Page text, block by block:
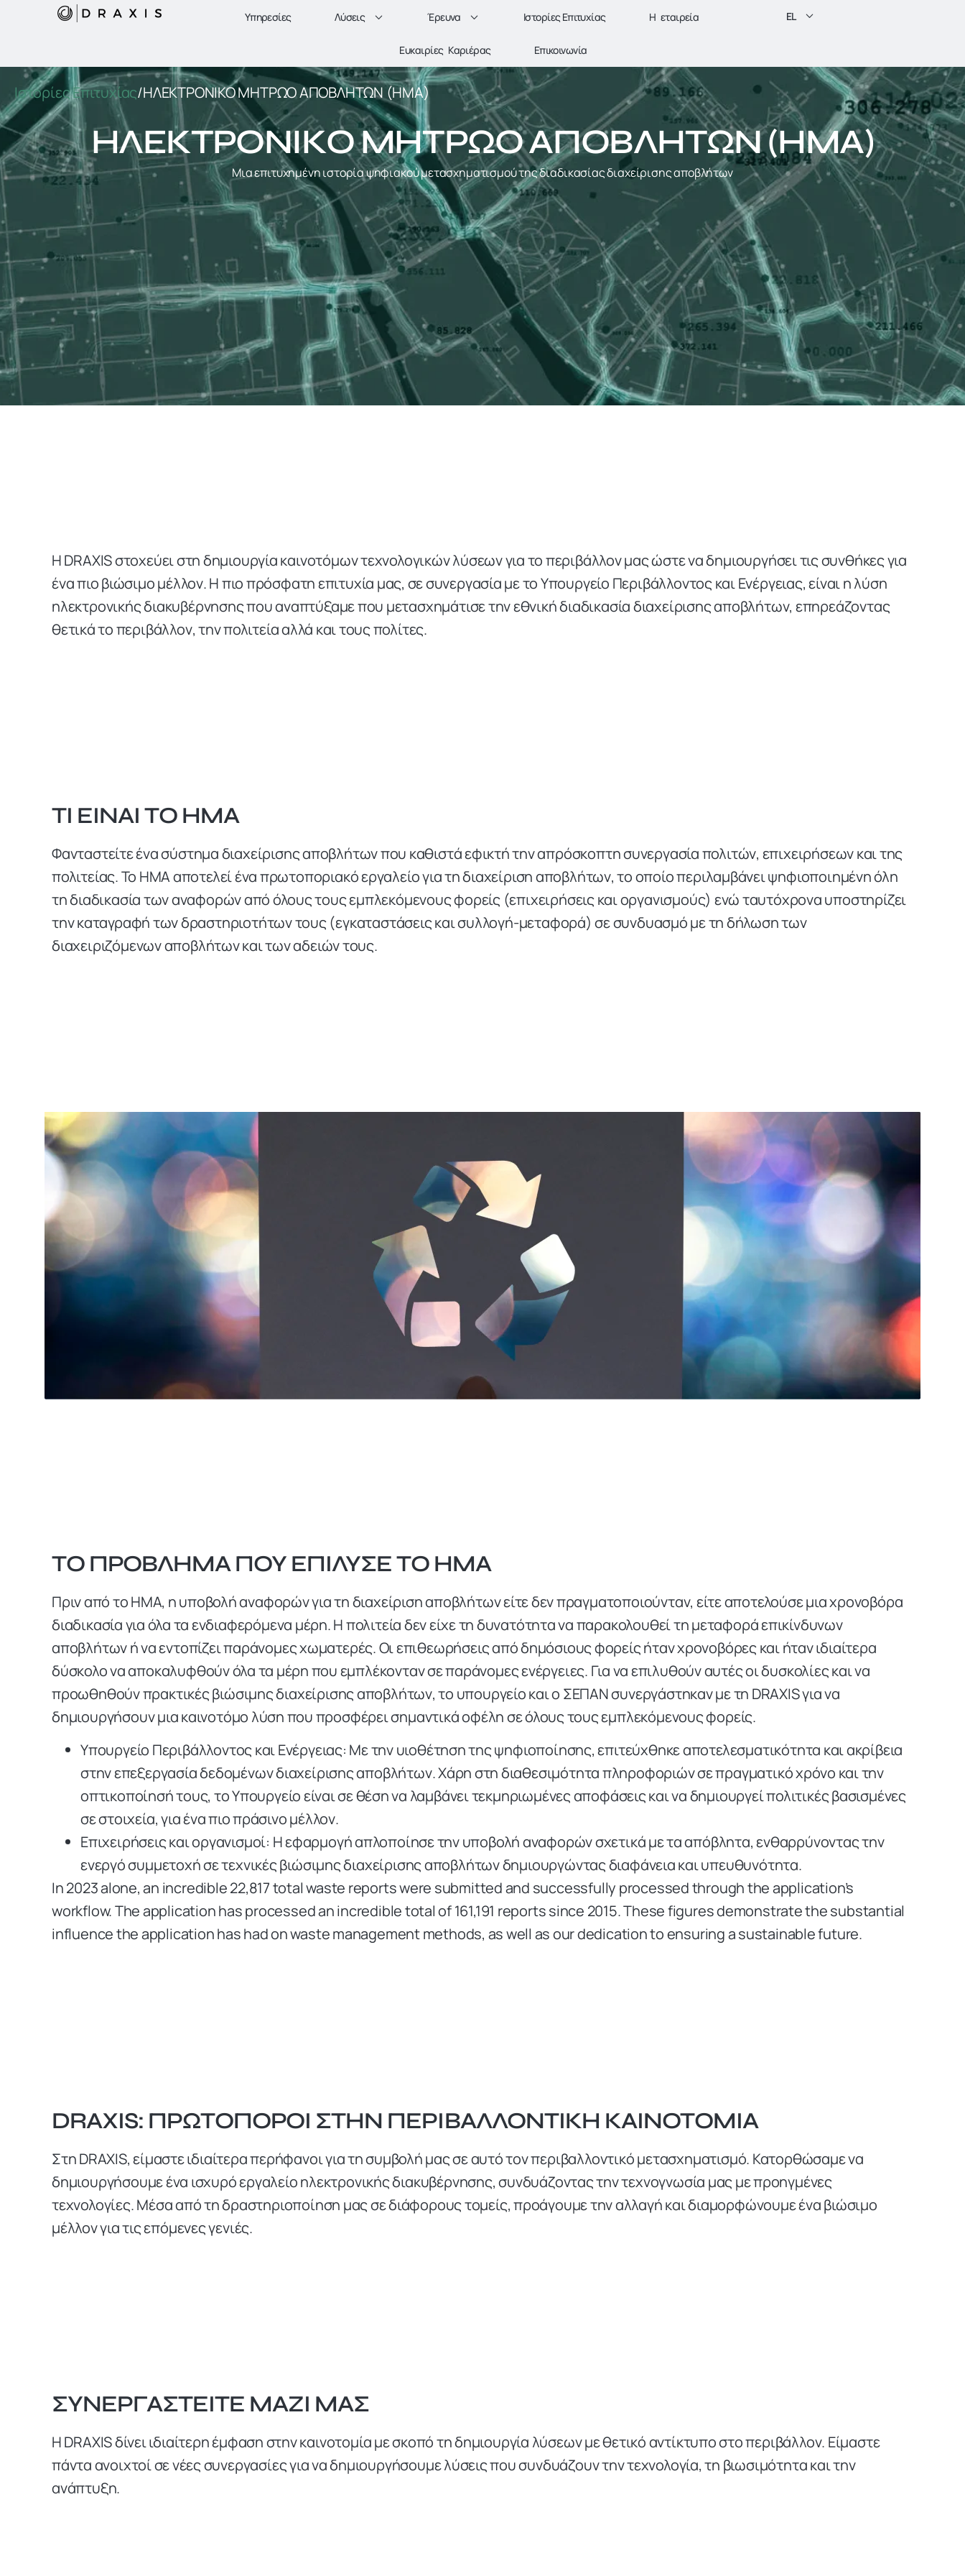
Υπηρεσίες Λύσεις Έρευνα Ιστορίες Επιτυχίας H εταιρεία
Ευκαιρίες Καριέρας Επικοινωνία
EL
Ιστορίες Επιτυχίας/ΗΛΕΚΤΡΟΝΙΚΟ ΜΗΤΡΩΟ ΑΠΟΒΛΗΤΩΝ (ΗΜΑ)
ΗΛΕΚΤΡΟΝΙΚΟ ΜΗΤΡΩΟ ΑΠΟΒΛΗΤΩΝ (ΗΜΑ)
Μια επιτυχημένη ιστορία ψηφιακού μετασχηματισμού της διαδικασίας διαχείρισης αποβλήτων
Η DRAXIS στοχεύει στη δημιουργία καινοτόμων τεχνολογικών λύσεων για το περιβάλλον μας ώστε να δημιουργήσει τις συνθήκες για
ένα πιο βιώσιμο μέλλον. Η πιο πρόσφατη επιτυχία μας, σε συνεργασία με το Υπουργείο Περιβάλλοντος και Ενέργειας, είναι η λύση
ηλεκτρονικής διακυβέρνησης που αναπτύξαμε που μετασχημάτισε την εθνική διαδικασία διαχείρισης αποβλήτων, επηρεάζοντας
θετικά το περιβάλλον, την πολιτεία αλλά και τους πολίτες.
ΤΙ ΕΙΝΑΙ ΤΟ ΗΜΑ
Φανταστείτε ένα σύστημα διαχείρισης αποβλήτων που καθιστά εφικτή την απρόσκοπτη συνεργασία πολιτών, επιχειρήσεων και της
πολιτείας. Το ΗΜΑ αποτελεί ένα πρωτοποριακό εργαλείο για τη διαχείριση αποβλήτων, το οποίο περιλαμβάνει ψηφιοποιημένη όλη
τη διαδικασία των αναφορών από όλους τους εμπλεκόμενους φορείς (επιχειρήσεις και οργανισμούς) ενώ ταυτόχρονα υποστηρίζει
την καταγραφή των δραστηριοτήτων τους (εγκαταστάσεις και συλλογή-μεταφορά) σε συνδυασμό με τη δήλωση των
διαχειριζόμενων αποβλήτων και των αδειών τους.
ΤΟ ΠΡΟΒΛΗΜΑ ΠΟΥ ΕΠΙΛΥΣΕ ΤΟ ΗΜΑ
Πριν από το ΗΜΑ, η υποβολή αναφορών για τη διαχείριση αποβλήτων είτε δεν πραγματοποιούνταν, είτε αποτελούσε μια χρονοβόρα
διαδικασία για όλα τα ενδιαφερόμενα μέρη. Η πολιτεία δεν είχε τη δυνατότητα να παρακολουθεί τη μεταφορά επικίνδυνων
αποβλήτων ή να εντοπίζει παράνομες χωματερές. Οι επιθεωρήσεις από δημόσιους φορείς ήταν χρονοβόρες και ήταν ιδιαίτερα
δύσκολο να αποκαλυφθούν όλα τα μέρη που εμπλέκονταν σε παράνομες ενέργειες. Για να επιλυθούν αυτές οι δυσκολίες και να
προωθηθούν πρακτικές βιώσιμης διαχείρισης αποβλήτων, το υπουργείο και ο ΣΕΠΑΝ συνεργάστηκαν με τη DRAXIS για να
δημιουργήσουν μια καινοτόμο λύση που προσφέρει σημαντικά οφέλη σε όλους τους εμπλεκόμενους φορείς.
Υπουργείο Περιβάλλοντος και Ενέργειας: Με την υιοθέτηση της ψηφιοποίησης, επιτεύχθηκε αποτελεσματικότητα και ακρίβεια
στην επεξεργασία δεδομένων διαχείρισης αποβλήτων. Χάρη στη διαθεσιμότητα πληροφοριών σε πραγματικό χρόνο και την
οπτικοποίησή τους, το Υπουργείο είναι σε θέση να λαμβάνει τεκμηριωμένες αποφάσεις και να δημιουργεί πολιτικές βασισμένες
σε στοιχεία, για ένα πιο πράσινο μέλλον.
Επιχειρήσεις και οργανισμοί: Η εφαρμογή απλοποίησε την υποβολή αναφορών σχετικά με τα απόβλητα, ενθαρρύνοντας την
ενεργό συμμετοχή σε τεχνικές βιώσιμης διαχείρισης αποβλήτων δημιουργώντας διαφάνεια και υπευθυνότητα.
In 2023 alone, an incredible 22,817 total waste reports were submitted and successfully processed through the application’s
workflow. The application has processed an incredible total of 161,191 reports since 2015. These figures demonstrate the substantial
influence the application has had on waste management methods, as well as our dedication to ensuring a sustainable future.
DRAXIS: ΠΡΩΤΟΠΌΡΟΙ ΣΤΗΝ ΠΕΡΙΒΑΛΛΟΝΤΙΚΉ ΚΑΙΝΟΤΟΜΊΑ
Στη DRAXIS, είμαστε ιδιαίτερα περήφανοι για τη συμβολή μας σε αυτό τον περιβαλλοντικό μετασχηματισμό. Κατορθώσαμε να
δημιουργήσουμε ένα ισχυρό εργαλείο ηλεκτρονικής διακυβέρνησης, συνδυάζοντας την τεχνογνωσία μας με προηγμένες
τεχνολογίες. Μέσα από τη δραστηριοποίηση μας σε διάφορους τομείς, προάγουμε την αλλαγή και διαμορφώνουμε ένα βιώσιμο
μέλλον για τις επόμενες γενιές.
ΣΥΝΕΡΓΑΣΤΕΊΤΕ ΜΑΖΊ ΜΑΣ
Η DRAXIS δίνει ιδιαίτερη έμφαση στην καινοτομία με σκοπό τη δημιουργία λύσεων με θετικό αντίκτυπο στο περιβάλλον. Είμαστε
πάντα ανοιχτοί σε νέες συνεργασίες για να δημιουργήσουμε λύσεις που συνδυάζουν την τεχνολογία, τη βιωσιμότητα και την
ανάπτυξη.